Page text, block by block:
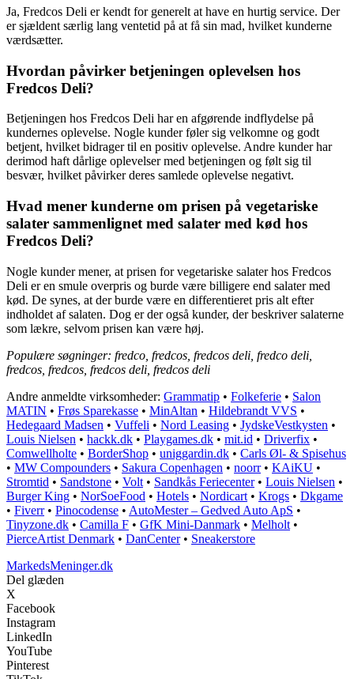
Ja, Fredcos Deli er kendt for generelt at have en hurtig service. Der
er sjældent særlig lang ventetid på at få sin mad, hvilket kunderne
værdsætter.
Hvordan påvirker betjeningen oplevelsen hos
Fredcos Deli?
Betjeningen hos Fredcos Deli har en afgørende indflydelse på
kundernes oplevelse. Nogle kunder føler sig velkomne og godt
betjent, hvilket bidrager til en positiv oplevelse. Andre kunder har
derimod haft dårlige oplevelser med betjeningen og følt sig til
besvær, hvilket påvirker deres samlede oplevelse negativt.
Hvad mener kunderne om prisen på vegetariske
salater sammenlignet med salater med kød hos
Fredcos Deli?
Nogle kunder mener, at prisen for vegetariske salater hos Fredcos
Deli er en smule overpris og burde være billigere end salater med
kød. De synes, at der burde være en differentieret pris alt efter
indholdet af salaten. Dog er der også kunder, der beskriver salaterne
som lækre, selvom prisen kan være høj.
Populære søgninger: fredco, fredcos, fredcos deli, fredco deli,
fredcos, fredcos, fredcos deli, fredcos deli
Andre anmeldte virksomheder: Grammatip • Folkeferie • Salon
MATIN • Frøs Sparekasse • MinAltan • Hildebrandt VVS •
Hedegaard Madsen • Vuffeli • Nord Leasing • JydskeVestkysten •
Louis Nielsen • hackk.dk • Playgames.dk • mit.id • Driverfix •
Comwellholte • BorderShop • uniggardin.dk • Carls Øl- & Spisehus
• MW Compounders • Sakura Copenhagen • noorr• KAiKU •
Stromtid • Sandstone • Volt • Sandkås Feriecenter• Louis Nielsen •
Burger King • NorSoeFood • Hotels • Nordicart • Krogs • Dkgame
• Fiverr• Pinocodense • AutoMester – Gedved Auto ApS •
Tinyzone.dk • Camilla F • GfK Mini-Danmark • Melholt •
PierceArtist Denmark • DanCenter• Sneakerstore
MarkedsMeninger.dk
Del glæden
X
Facebook
Instagram
LinkedIn
YouTube
Pinterest